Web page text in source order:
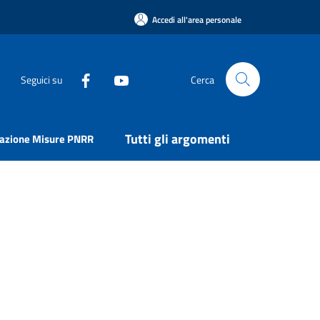
Accedi all'area personale
Seguici su Cerca
Misure PNRR Tutti gli argomenti